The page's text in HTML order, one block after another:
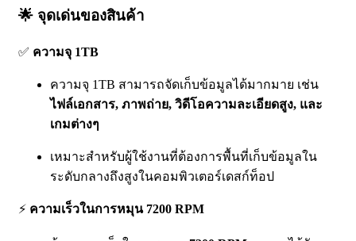
🌟 จุดเด่นของสินค้า
✅ ความจุ 1TB
ความจุ 1TB สามารถจัดเก็บข้อมูลได้มากมาย เช่น
ไฟล์เอกสาร, ภาพถ่าย, วิดีโอความละเอียดสูง, และ
เกมต่างๆ
เหมาะสำหรับผู้ใช้งานที่ต้องการพื้นที่เก็บข้อมูลใน
ระดับกลางถึงสูงในคอมพิวเตอร์เดสก์ท็อป
⚡ ความเร็วในการหมุน 7200 RPM